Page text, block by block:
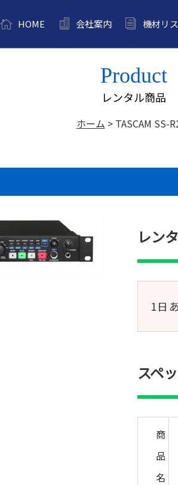
HOME 会社案内 機材リ
Product
レンタル商品
ホーム > TASCAM SS-
レン
1日
スペ
商
品
名